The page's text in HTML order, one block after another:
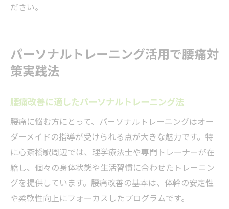
ださい。
パーソナルトレーニング活用で腰痛対
策実践法
腰痛改善に適したパーソナルトレーニング法
腰痛に悩む方にとって、パーソナルトレーニングはオー
ダーメイドの指導が受けられる点が大きな魅力です。特
に心斎橋駅周辺では、理学療法士や専門トレーナーが在
籍し、個々の身体状態や生活習慣に合わせたトレーニン
グを提供しています。腰痛改善の基本は、体幹の安定性
や柔軟性向上にフォーカスしたプログラムです。